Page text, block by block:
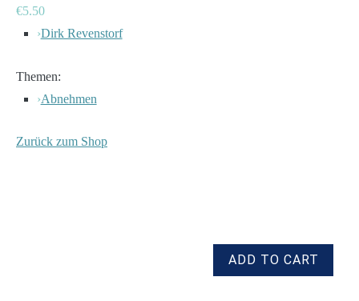
€5.50
›Dirk Revenstorf
Themen:
›Abnehmen
Zurück zum Shop